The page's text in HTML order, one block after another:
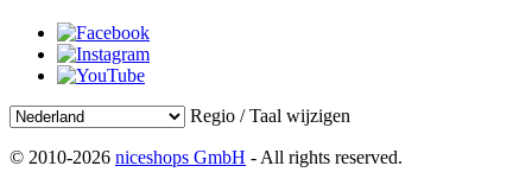
Regio / Taal wijzigen
© 2010-2026 niceshops GmbH - All rights reserved.